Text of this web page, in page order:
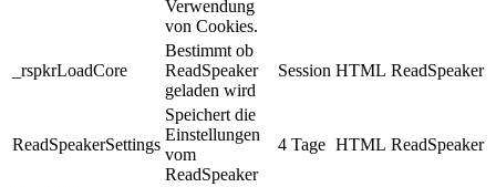
Verwendung
von Cookies.
_rspkrLoadCore
Bestimmt ob
ReadSpeaker
geladen wird
Session HTML ReadSpeaker
ReadSpeakerSettings
Speichert die
Einstellungen
vom
ReadSpeaker
4 Tage HTML ReadSpeaker